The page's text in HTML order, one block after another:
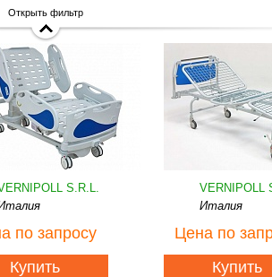
Открыть фильтр
S.R.L.
по запросу
Купить
VERNIPOLL
Италия
Цена по
Купить